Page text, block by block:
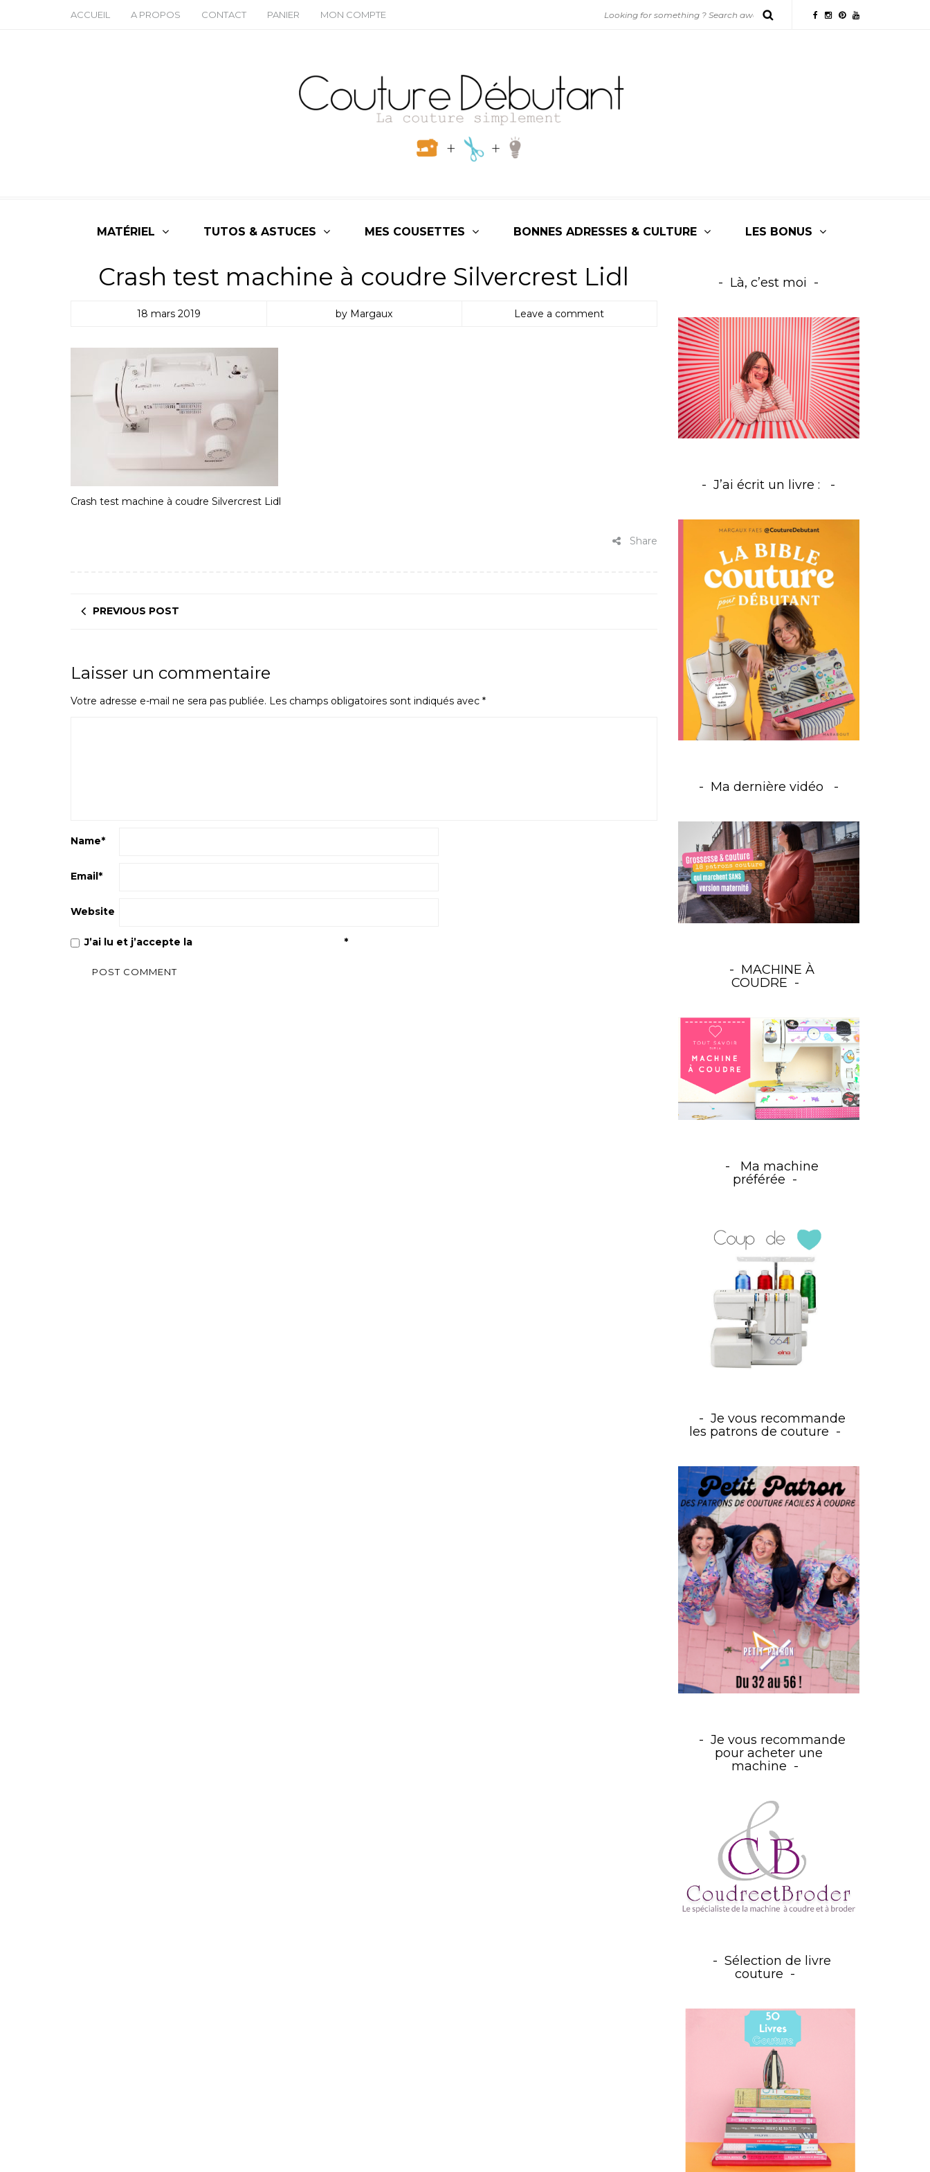
ACCUEIL A PROPOS CONTACT PANIER MON COMPTE
MATÉRIEL TUTOS & ASTUCES MES COUSETTES BONNES ADRESSES & CULTURE LES BONUS
Crash test machine à coudre Silvercrest Lidl
18 mars 2019 by Margaux Leave a comment
Crash test machine à coudre Silvercrest Lidl
Share
PREVIOUS POST
Laisser un commentaire
Votre adresse e-mail ne sera pas publiée. Les champs obligatoires sont indiqués avec *
Name*
Email*
Website
J’ai lu et j’accepte la *
Là, c’est moi
J’ai écrit un livre :
Ma dernière vidéo
MACHINE À
COUDRE
Ma machine
préférée
Je vous recommande
les patrons de couture
Je vous recommande
pour acheter une
machine
Sélection de livre
couture